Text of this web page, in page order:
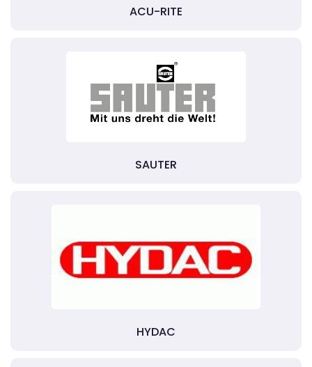
ACU-RITE
SAUTER
HYDAC